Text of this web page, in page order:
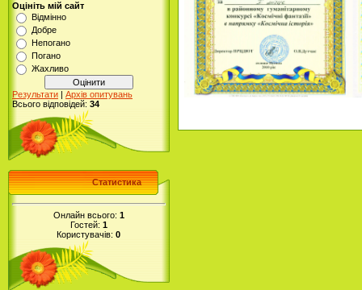
Оцініть мій сайт
Відмінно
Добре
Непогано
Погано
Жахливо
Результати | Архів опитувань
Всього відповідей: 34
Статистика
Онлайн всього: 1
Гостей: 1
Користувачів:0